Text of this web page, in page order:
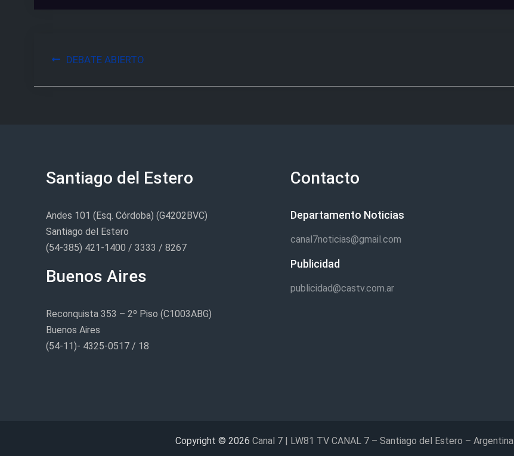
Navegación
de
DEBATE ABIERTO
Santiago del Estero
Andes 101 (Esq. Córdoba) (G4202BVC)
Santiago del Estero
(54-385) 421-1400 / 3333 / 8267
Buenos Aires
Reconquista 353 – 2º Piso (C1003ABG)
Buenos Aires
(54-11)- 4325-0517 / 18
Contacto
Departamento Noticias
canal7noticias@gmail.com
Publicidad
publicidad@castv.com.ar
Copyright © 2026 Canal 7 | LW81 TV CANAL 7 – Santiago del Estero – Argentina